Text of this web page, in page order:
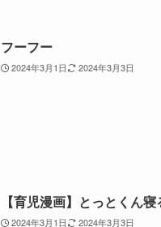
フーフー
2024年3月1日 2024年3月3日
【育児漫画】とっとくん
2024年3月1日 2024年3月3日